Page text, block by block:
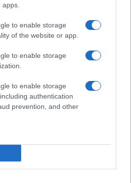
to enable storage
of the website or app.
to enable storage
to enable storage
authentication
prevention, and other